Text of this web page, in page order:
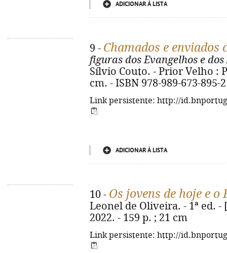
ADICIONAR À LISTA
9 - Chamados e enviados
figuras dos Evangelhos e
Sílvio Couto. - Prior Velho :
cm. - ISBN 978-989-673-895-2
Link persistente: http://
ADICIONAR À LISTA
10 - Os jovens de hoje e o
Leonel de Oliveira. - 1ª ed.
2022. - 159 p. ; 21 cm
Link persistente: http://